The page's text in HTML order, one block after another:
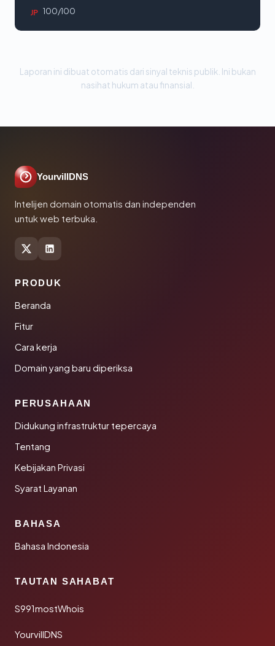
JP 100/100
Laporan ini dibuat otomatis dari sinyal teknis publik. Ini bukan
nasihat hukum atau finansial.
YourvillDNS
Intelijen domain otomatis dan independen
untuk web terbuka.
PRODUK
Beranda
Fitur
Cara kerja
Domain yang baru diperiksa
PERUSAHAAN
Didukung infrastruktur tepercaya
Tentang
Kebijakan Privasi
Syarat Layanan
BAHASA
Bahasa Indonesia
TAUTAN SAHABAT
S991mostWhois
YourvillDNS